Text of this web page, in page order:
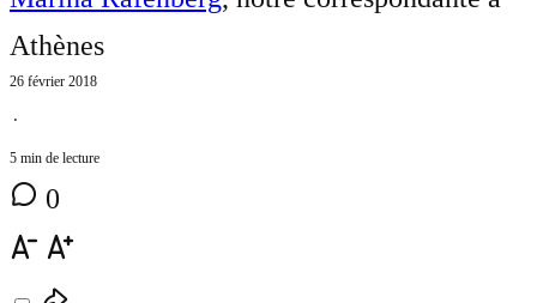
Athènes
26 février 2018
⋅
5 min de lecture
0